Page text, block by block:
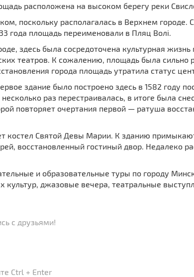
расположена на высоком берегу реки
поскольку располагалась в Верхнем городе. С
года площадь переименовали в Пляц Волi.
здесь была сосредоточена культурная жизнь
театров. К сожалению, площадь была сильно
города площадь утратила статус
здание было построено здесь в 1582 году
раз перестраивалась, в итоге была
повторяет очертания первой — ратуша
костел Святой Девы Марии. К зданию
восстановленный гостиный двор. Недалеко
и образовательные туры по городу
культур, джазовые вечера, театральные
с друзьями!
Ctrl + Enter